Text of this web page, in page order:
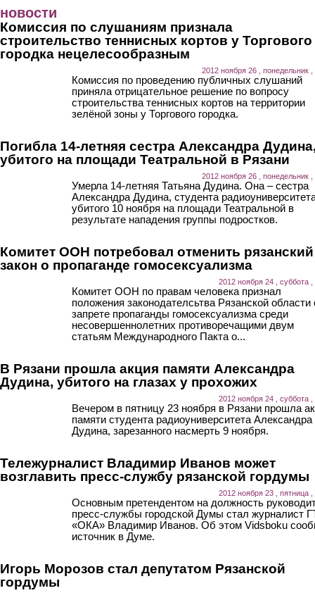
новости
Комиссия по слушаниям признала
строительство теннисных кортов у Торгового
городка нецелесообразным
2012 ноября 26 , понедельник ,
Комиссия по проведению публичных слушаний
приняла отрицательное решение по вопросу
строительства теннисных кортов на территории
зелёной зоны у Торгового городка.
Погибла 14-летняя сестра Александра
убитого на площади Театральной в Рязани
2012 ноября 26 , понедельник ,
Умерла 14-летняя Татьяна Дудина. Она – сестра
Александра Дудина, студента
убитого 10 ноября на площади Театральной в
результате нападения группы подростков.
Комитет ООН потребовал отменить рязанский
закон о пропаганде гомосексуализма
2012 ноября 24 , суббота ,
Комитет ООН по правам человека признал
положения законодателсьтва Рязанской области
запрете пропаганды гомосексуализма среди
несовершеннолетних противоречащими двум
статьям Международного Пакта о...
В Рязани прошла акция памяти Александра
Дудина, убитого на глазах у прохожих
2012 ноября 24 , суббота ,
Вечером в пятницу 23 ноября в Рязани прошла
памяти студента радиоуниверситета Александра
Дудина, зарезанного насмерть 9 ноября.
Тележурналист Владимир Иванов может
возглавить пресс-службу рязанской гордумы
2012 ноября 23 , пятница ,
Основным претендентом на должность
пресс-службы городской Думы стал журналист
«ОКА» Владимир Иванов. Об этом Vidsboku
источник в Думе.
Игорь Морозов стал депутатом Рязанской
гордумы